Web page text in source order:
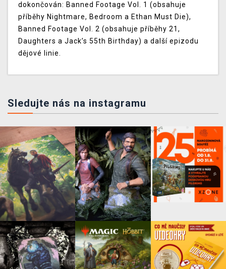
dokončován: Banned Footage Vol. 1 (obsahuje
příběhy Nightmare, Bedroom a Ethan Must Die),
Banned Footage Vol. 2 (obsahuje příběhy 21,
Daughters a Jack’s 55th Birthday) a další epizodu
dějové linie.
Sledujte nás na instagramu